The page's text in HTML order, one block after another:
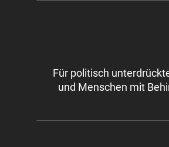
Für politisch
und Menschen mit